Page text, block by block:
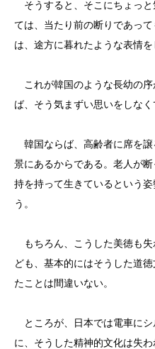
そうすると、そこにちょっと
ては、当たり前の断りであっ
は、途方に暮れたような表情を
これが韓国のような長幼の序
ば、そう気まずい思いをしなく
韓国ならば、高齢者に席を
景にあるからである。老人が
持を持って生きているという
う。
もちろん、こうした美徳も
ども、基本的にはそうした道
たことは間違いない。
ところが、日本では電車にシ
に、そうした精神的文化は失